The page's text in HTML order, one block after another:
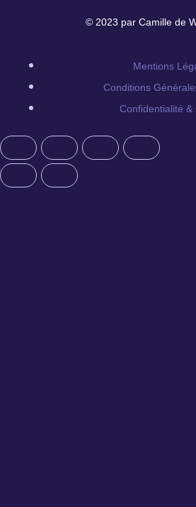
© 2023 par Camille de
Mentions
Conditions
Confidentialité &